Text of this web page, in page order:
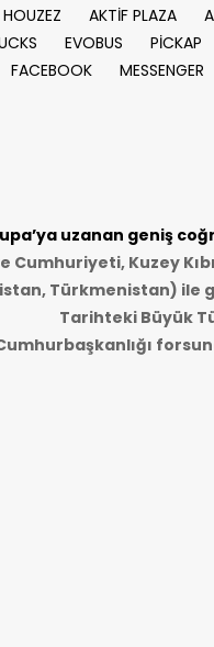
HOUZEZ AKTİF PLAZA
EVOBUS PİCKAP
FACEBOOK MESSENGER
uzanan geniş
Cumhuriyeti, Kuzey
Türkmenistan)
Tarihteki Büyük